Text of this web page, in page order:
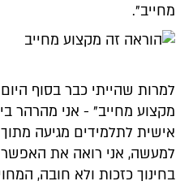
מחייב".
למרות שהייתי כבר בסוף
מקצוע מחייב" - אני מהרהר
אישית לתלמידים מגיעה
למעשה, אני רואה את
בחינוך כזכות ולא חובה,